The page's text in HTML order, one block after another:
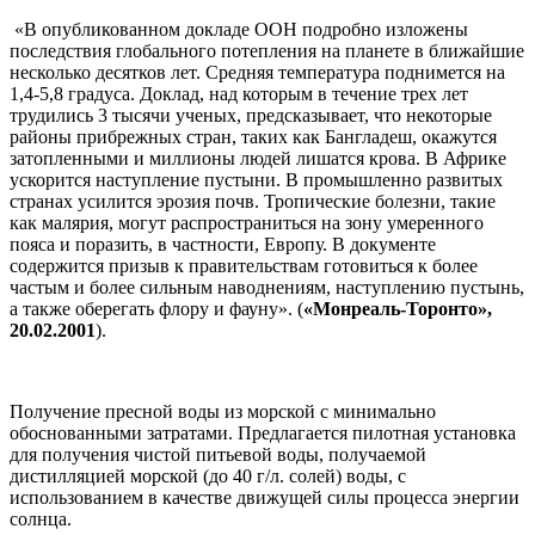
«В опубликованном докладе ООН подробно изложены
последствия глобального потепления на планете в ближайшие
несколько десятков лет. Средняя температура поднимется на
1,4-5,8 градуса. Доклад, над которым в течение трех лет
трудились 3 тысячи ученых, предсказывает, что некоторые
районы прибрежных стран, таких как Бангладеш, окажутся
затопленными и миллионы людей лишатся крова. В Африке
ускорится наступление пустыни. В промышленно развитых
странах усилится эрозия почв. Тропические болезни, такие
как малярия, могут распространиться на зону умеренного
пояса и поразить, в частности, Европу. В документе
содержится призыв к правительствам готовиться к более
частым и более сильным наводнениям, наступлению пустынь,
а также оберегать флору и фауну». («Монреаль-Торонто»,
20.02.2001).
Получение пресной воды из морской с минимально
обоснованными затратами. Предлагается пилотная установка
для получения чистой питьевой воды, получаемой
дистилляцией морской (до 40 г/л. солей) воды, с
использованием в качестве движущей силы процесса энергии
солнца.